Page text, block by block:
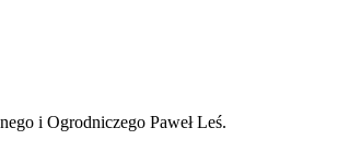
i Ogrodniczego Paweł Leś.